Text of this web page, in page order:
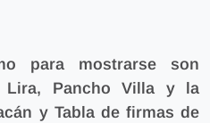
para mostrarse son
Lira, Pancho Villa y la
y Tabla de firmas de